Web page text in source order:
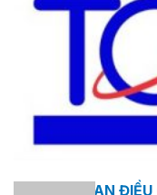
VAN
VAN CỔNG
VAN BI
VAN BƯỚM
VAN CẦU
VAN